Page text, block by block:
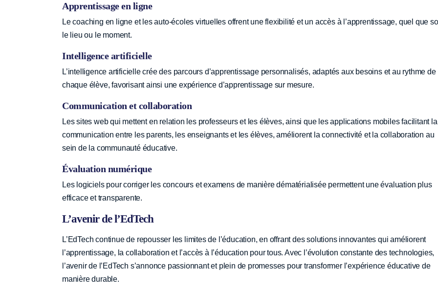
Apprentissage en ligne
Le coaching en ligne et les auto-écoles virtuelles offrent une flexibilité et un accès à l’apprentissage, quel que
le lieu ou le moment.
Intelligence artificielle
L’intelligence artificielle crée des parcours d’apprentissage personnalisés, adaptés aux besoins et au rythme de
chaque élève, favorisant ainsi une expérience d’apprentissage sur mesure.
Communication et collaboration
Les sites web qui mettent en relation les professeurs et les élèves, ainsi que les applications mobiles facilitant la
communication entre les parents, les enseignants et les élèves, améliorent la connectivité et la collaboration au
sein de la communauté éducative.
Évaluation numérique
Les logiciels pour corriger les concours et examens de manière dématérialisée permettent une évaluation plus
efficace et transparente.
L’avenir de l’EdTech
L’EdTech continue de repousser les limites de l’éducation, en offrant des solutions innovantes qui améliorent
l’apprentissage, la collaboration et l’accès à l’éducation pour tous. Avec l’évolution constante des technologies,
l’avenir de l’EdTech s’annonce passionnant et plein de promesses pour transformer l’expérience éducative de
manière durable.